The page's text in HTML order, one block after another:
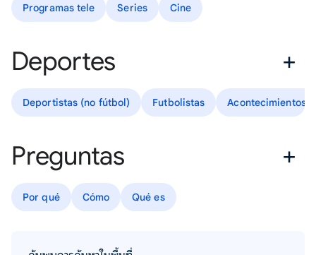
Programas tele Series Cine
Deportes
Deportistas (no fútbol) Futbolistas Acontecimientos
Preguntas
Por qué Cómo Qué es